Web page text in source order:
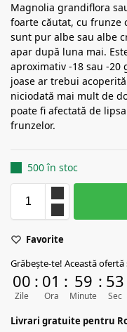
Magnolia grandiflora
foarte căutat, cu frunze
sunt pur albe sau albe
apar după luna mai.
aproximativ -18 sau -20
joase ar trebui
niciodată mai mult de
poate fi afectată de
frunzelor.
500 în stoc
Favorite
Grăbește-te! Această ofertă
00
Zile
: 01
Ora
: 59
Minute
: 52
Sec
Livrari gratuite pentru